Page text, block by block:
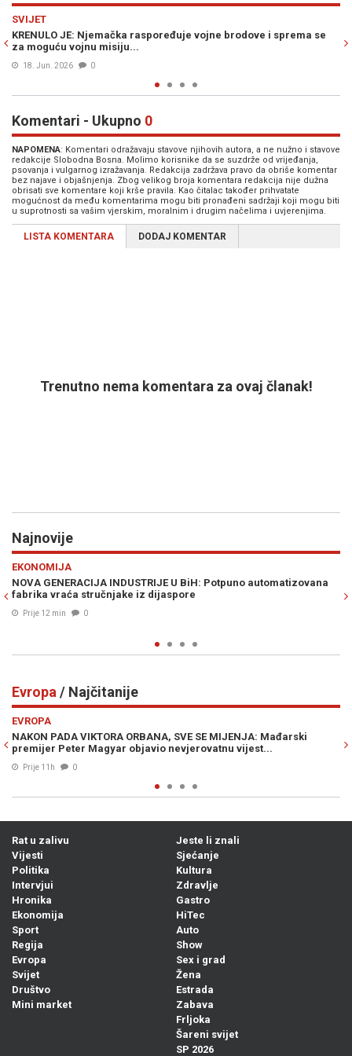
se
EVROPA
NEOČEKIVANI PREOKRET: Čak tri države ispred Njemačke po
zahtjeva za...
20. Apr. 2026
Komentari - Ukupno 0
NAPOMENA: Komentari odražavaju stavove njihovih autora, a ne nužno i stavove
redakcije Slobodna Bosna. Molimo korisnike da se suzdrže od vrijeđanja,
psovanja i vulgarnog izražavanja. Redakcija zadržava pravo da obriše komentar
bez najave i objašnjenja. Zbog velikog broja komentara redakcija nije dužna
obrisati sve komentare koji krše pravila. Kao čitalac također prihvatate
mogućnost da među komentarima mogu biti pronađeni sadržaji koji mogu biti
u suprotnosti sa vašim vjerskim, moralnim i drugim načelima i uvjerenjima.
LISTA KOMENTARA DODAJ KOMENTAR
Trenutno nema komentara za ovaj članak!
Najnovije
RAT U ZALIVU
"VRIJEME JE DA SE MUSLIMANI UJEDINE": Iranski šef
Abbas Araghchi poslao snažnu poruku svijetu
Prije 13 min
Evropa / Najčitanije
EVROPA
NOVA ODLUKA KREMLJA IZAZVALA HAOS U RUSIJI: Građani u
strahu masovno rasprodaju imovinu i bježe iz zemlje
05. Avg. 2026
Rat u zalivu
Vijesti
Politika
Intervjui
Hronika
Ekonomija
Sport
Regija
Evropa
Svijet
Društvo
Mini market
Jeste li znali
Sjećanje
Kultura
Zdravlje
Gastro
HiTec
Auto
Show
Sex i grad
Žena
Estrada
Zabava
Frljoka
Šareni svijet
SP 2026